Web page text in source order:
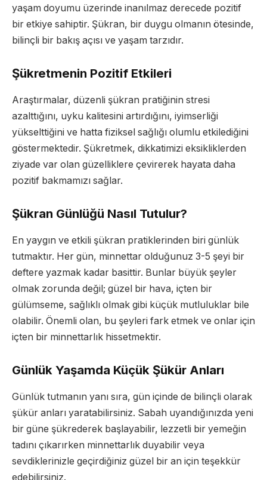
yaşam doyumu üzerinde inanılmaz derecede pozitif
bir etkiye sahiptir. Şükran, bir duygu olmanın ötesinde,
bilinçli bir bakış açısı ve yaşam tarzıdır.
Şükretmenin Pozitif Etkileri
Araştırmalar, düzenli şükran pratiğinin stresi
azalttığını, uyku kalitesini artırdığını, iyimserliği
yükselttiğini ve hatta fiziksel sağlığı olumlu etkilediğini
göstermektedir. Şükretmek, dikkatimizi eksikliklerden
ziyade var olan güzelliklere çevirerek hayata daha
pozitif bakmamızı sağlar.
Şükran Günlüğü Nasıl Tutulur?
En yaygın ve etkili şükran pratiklerinden biri günlük
tutmaktır. Her gün, minnettar olduğunuz 3-5 şeyi bir
deftere yazmak kadar basittir. Bunlar büyük şeyler
olmak zorunda değil; güzel bir hava, içten bir
gülümseme, sağlıklı olmak gibi küçük mutluluklar bile
olabilir. Önemli olan, bu şeyleri fark etmek ve onlar için
içten bir minnettarlık hissetmektir.
Günlük Yaşamda Küçük Şükür Anları
Günlük tutmanın yanı sıra, gün içinde de bilinçli olarak
şükür anları yaratabilirsiniz. Sabah uyandığınızda yeni
bir güne şükrederek başlayabilir, lezzetli bir yemeğin
tadını çıkarırken minnettarlık duyabilir veya
sevdiklerinizle geçirdiğiniz güzel bir an için teşekkür
edebilirsiniz.